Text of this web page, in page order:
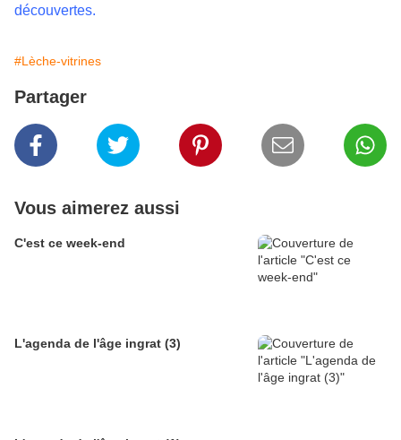
découvertes.
#Lèche-vitrines
Partager
Vous aimerez aussi
C'est ce week-end
L'agenda de l'âge ingrat (3)